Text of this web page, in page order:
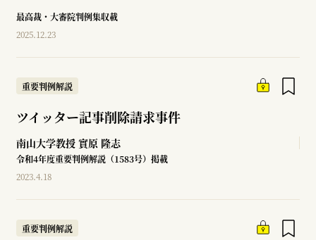
最高裁・大審院判例集収載
2025.12.23
重要判例解説
ツイッター記事削除請求事件
南山大学教授 實原 隆志
令和4年度重要判例解説（1583号）掲載
2023.4.18
重要判例解説